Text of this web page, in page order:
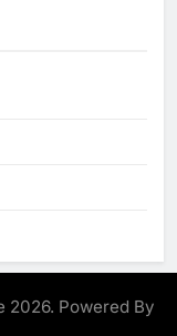
2026. Powered By